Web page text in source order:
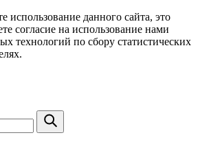
данного сайта, это
согласие на использование нами
технологий по сбору статистических